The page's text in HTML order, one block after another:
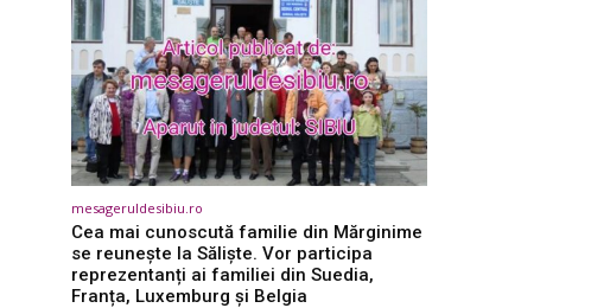
mesageruldesibiu.ro
Cea mai cunoscută familie din Mărginime
se reunește la Săliște. Vor participa
reprezentanți ai familiei din Suedia,
Franța, Luxemburg și Belgia